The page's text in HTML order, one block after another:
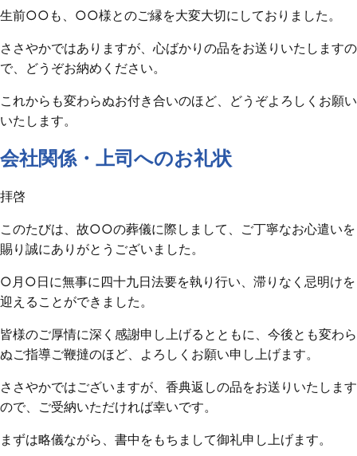
生前○○も、○○様とのご縁を大変大切にしておりました。
ささやかではありますが、心ばかりの品をお送りいたしますの
で、どうぞお納めください。
これからも変わらぬお付き合いのほど、どうぞよろしくお願い
いたします。
会社関係・上司へのお礼状
拝啓
このたびは、故○○の葬儀に際しまして、ご丁寧なお心遣いを
賜り誠にありがとうございました。
○月○日に無事に四十九日法要を執り行い、滞りなく忌明けを
迎えることができました。
皆様のご厚情に深く感謝申し上げるとともに、今後とも変わら
ぬご指導ご鞭撻のほど、よろしくお願い申し上げます。
ささやかではございますが、香典返しの品をお送りいたします
ので、ご受納いただければ幸いです。
まずは略儀ながら、書中をもちまして御礼申し上げます。